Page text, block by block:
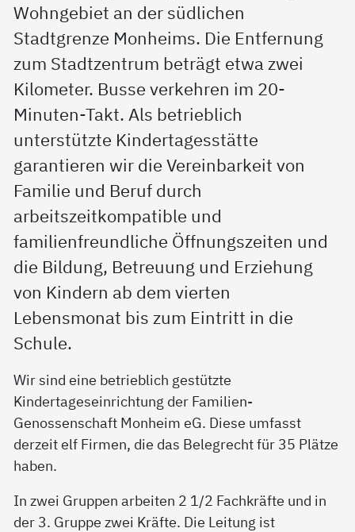
Wohngebiet an der südlichen
Stadtgrenze Monheims. Die Entfernung
zum Stadtzentrum beträgt etwa zwei
Kilometer. Busse verkehren im 20-
Minuten-Takt. Als betrieblich
unterstützte Kindertagesstätte
garantieren wir die Vereinbarkeit von
Familie und Beruf durch
arbeitszeitkompatible und
familienfreundliche Öffnungszeiten und
die Bildung, Betreuung und Erziehung
von Kindern ab dem vierten
Lebensmonat bis zum Eintritt in die
Schule.
Wir sind eine betrieblich gestützte
Kindertageseinrichtung der Familien-
Genossenschaft Monheim eG. Diese umfasst
derzeit elf Firmen, die das Belegrecht für 35 Plätze
haben.
In zwei Gruppen arbeiten 2 1/2 Fachkräfte und in
der 3. Gruppe zwei Kräfte. Die Leitung ist